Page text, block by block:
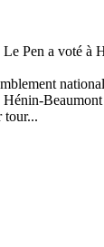
tour...